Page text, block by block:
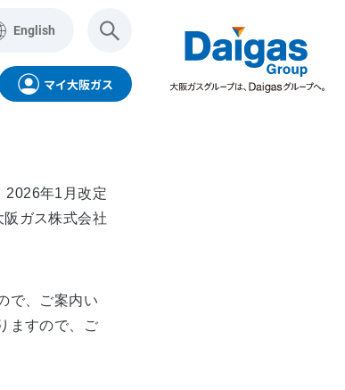
English
ット
ビス
ープ
マイ大阪ガス
2026年1月改定
阪ガス株式会社
で、ご案内い
ますので、ご